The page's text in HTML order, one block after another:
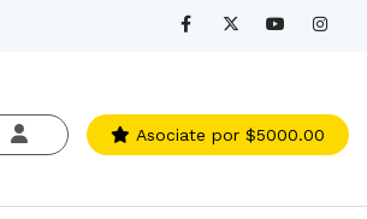
Asociate por $5000.00